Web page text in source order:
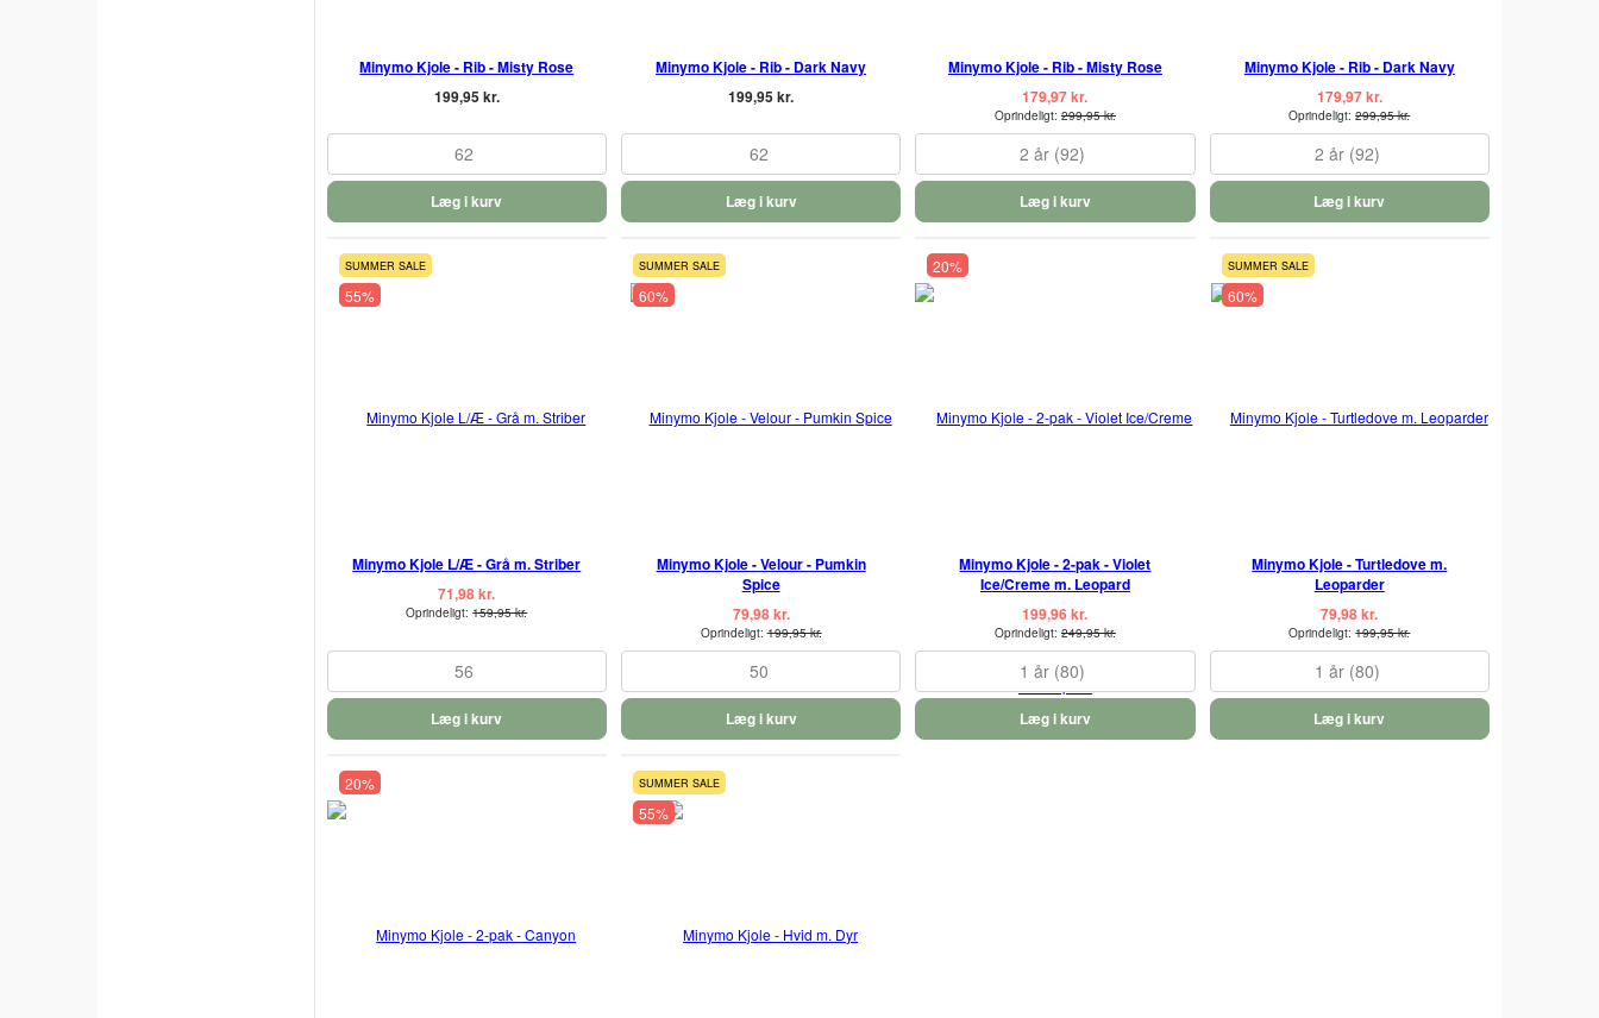
Minymo Kjole - Rib - Misty Rose
199,95 kr.
62
Læg i kurv
Minymo Kjole - Rib - Dark Navy
199,95 kr.
62
Læg i kurv
Minymo Kjole - Rib - Misty Rose
179,97 kr.
Oprindeligt: 299,95 kr.
2 år (92)
Læg i kurv
Minymo Kjole - Rib - Dark Navy
179,97 kr.
Oprindeligt:299,95 kr.
2 år (92)
Læg i kurv
SUMMER SALE
55%
Minymo Kjole L/Æ - Grå m. Striber
71,98 kr.
Oprindeligt:159,95 kr.
56
Læg i kurv
SUMMER SALE
60%
Minymo Kjole - Velour - Pumkin
Spice
79,98 kr.
Oprindeligt:199,95 kr.
50
Læg i kurv
20%
Minymo Kjole - 2-pak - Violet
Ice/Creme m. Leopard
199,96 kr.
Oprindeligt: 249,95 kr.
1 år (80)
Læg i kurv
SUMMER SALE
60%
Minymo Kjole - Turtledove m.
Leoparder
79,98 kr.
Oprindeligt:199,95 kr.
1 år (80)
Læg i kurv
20% SUMMER SALE
55%